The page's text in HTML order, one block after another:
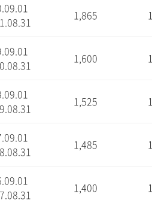
1,865
1,600
1,525
1,485
1,400